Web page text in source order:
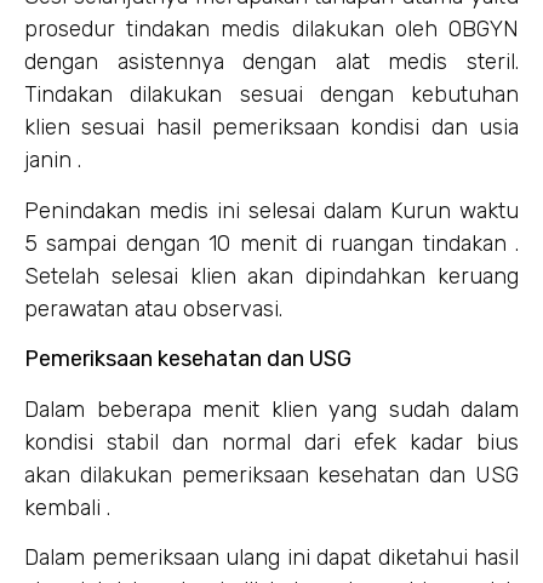
prosedur tindakan medis dilakukan oleh OBGYN
dengan asistennya dengan alat medis steril.
Tindakan dilakukan sesuai dengan kebutuhan
klien sesuai hasil pemeriksaan kondisi dan usia
janin .
Penindakan medis ini selesai dalam Kurun waktu
5 sampai dengan 10 menit di ruangan tindakan .
Setelah selesai klien akan dipindahkan keruang
perawatan atau observasi.
Pemeriksaan kesehatan dan USG
Dalam beberapa menit klien yang sudah dalam
kondisi stabil dan normal dari efek kadar bius
akan dilakukan pemeriksaan kesehatan dan USG
kembali .
Dalam pemeriksaan ulang ini dapat diketahui hasil